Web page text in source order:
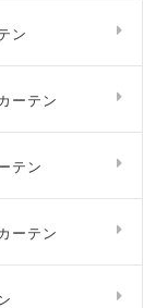
ン
ーテン
テン
ーテン